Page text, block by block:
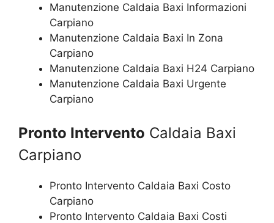
Manutenzione Caldaia Baxi Informazioni
Carpiano
Manutenzione Caldaia Baxi In Zona
Carpiano
Manutenzione Caldaia Baxi H24 Carpiano
Manutenzione Caldaia Baxi Urgente
Carpiano
Pronto Intervento Caldaia Baxi
Carpiano
Pronto Intervento Caldaia Baxi Costo
Carpiano
Pronto Intervento Caldaia Baxi Costi